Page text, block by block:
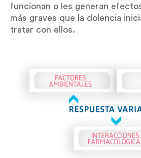
funcionan o les generan
más graves que la dolencia
tratar con ellos.